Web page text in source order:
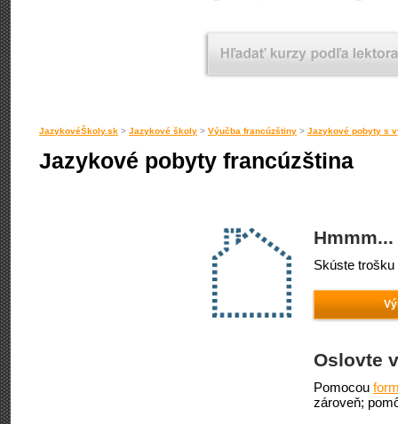
JazykovéŠkoly.sk > Jazykové školy > Výučba francúzštiny > Jazykové pobyty s
Jazykové pobyty francúzština
Skúste
Oslovte
Pomocou
zároveň;